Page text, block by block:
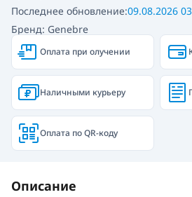
Бренд: Genebre
Последнее обновление:09.08.2026
Оплата при олучении
Наличными курьеру
Оплата по QR-коду
Описание